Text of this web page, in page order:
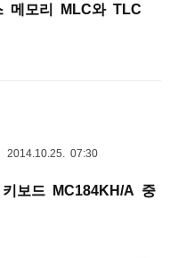
메모리 MLC와 TLC
2014.10.25. 07:30
보드 MC184KH/A 중